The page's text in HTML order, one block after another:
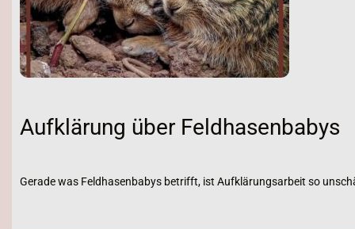
Aufklärung über Feldhasenbabys
Gerade was Feldhasenbabys betrifft, ist Aufklärungsarbeit so